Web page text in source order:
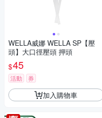
WELLA威娜 WELLA SP【壓
頭】大口徑壓頭 押頭
$45
活動 券
加入購物車